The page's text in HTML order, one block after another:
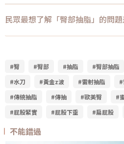
民眾最想了解「臀部抽脂」的問題
#臀 #臀部 #抽脂 #臀部抽脂
#水刀
#黃金z波 #雷射抽脂
#傳統抽脂
#傳抽 #歐美臀 #
#屁股緊實
#屁股下垂 #扁屁股
不能錯過